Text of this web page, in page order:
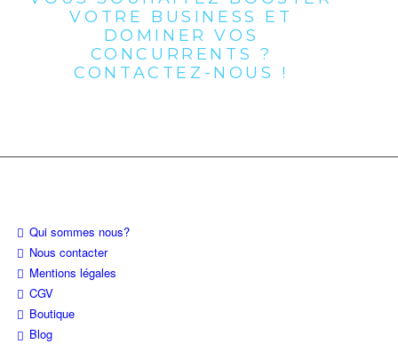
VOTRE BUSINESS ET
DOMINER VOS
CONCURRENTS ?
CONTACTEZ-NOUS !
Qui sommes nous?
Nous contacter
Mentions légales
CGV
Boutique
Blog